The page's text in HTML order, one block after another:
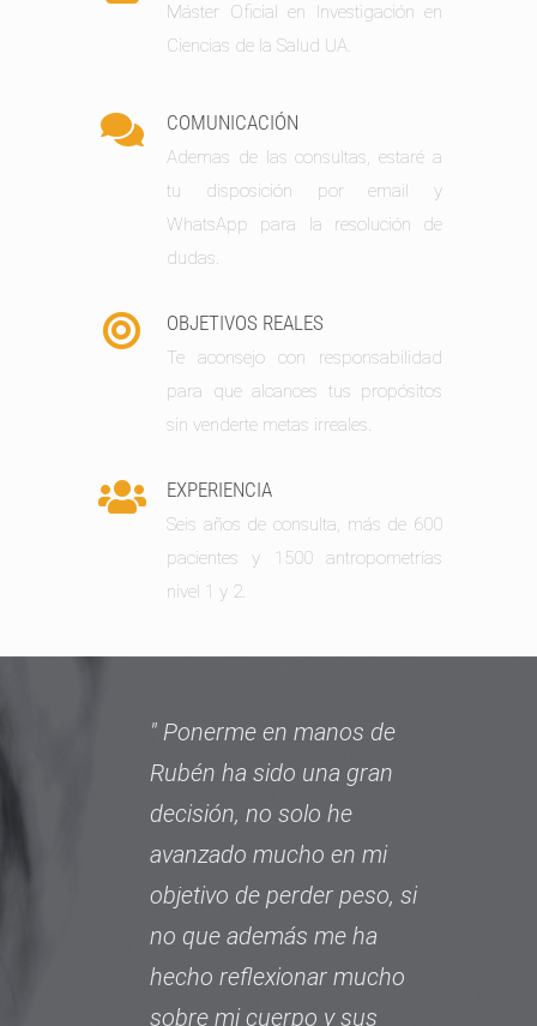
Máster Oficial en Investigación en
Ciencias de la Salud UA.
COMUNICACIÓN
Ademas de las consultas, estaré a
tu disposición por email y
WhatsApp para la resolución de
dudas.
OBJETIVOS REALES
Te aconsejo con responsabilidad
para que alcances tus propósitos
sin venderte metas irreales.
EXPERIENCIA
Seis años de consulta, más de 600
pacientes y 1500 antropometrías
nivel 1 y 2.
Ponerme en manos de
Rubén ha sido una gran
decisión, no solo he
avanzado mucho en mi
objetivo de perder peso, si
no que además me ha
hecho reflexionar mucho
sobre mi cuerpo y sus